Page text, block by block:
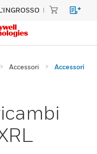
Accessori
Accessori